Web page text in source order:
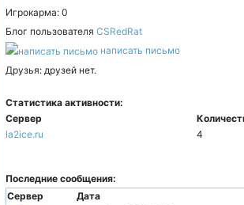
Игрокарма: 0
Блог пользователя CSRedRat
написать письмо
Друзья: друзей нет.
Статистика активности:
Сервер
la2ice.ru
4
Последние сообщения:
Сервер
Дата